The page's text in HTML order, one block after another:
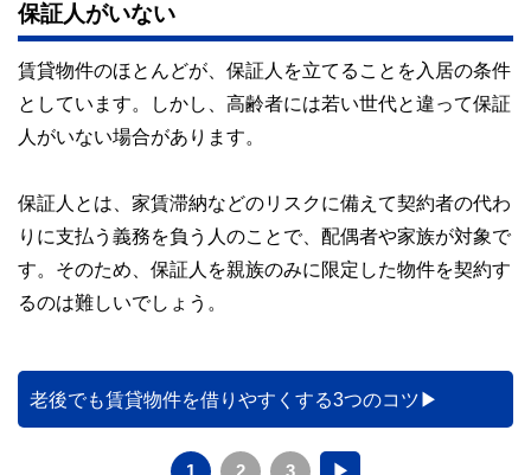
保証人がいない
賃貸物件のほとんどが、保証人を立てることを入居の条件
としています。しかし、高齢者には若い世代と違って保証
人がいない場合があります。
保証人とは、家賃滞納などのリスクに備えて契約者の代わ
りに支払う義務を負う人のことで、配偶者や家族が対象で
す。そのため、保証人を親族のみに限定した物件を契約す
るのは難しいでしょう。
老後でも賃貸物件を借りやすくする3つのコツ
1 2 3 ▶